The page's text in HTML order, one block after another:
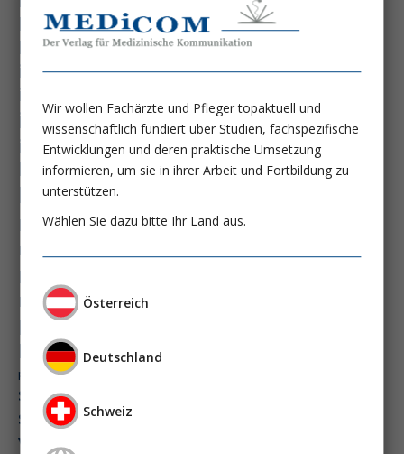
hämatologische neoplasie
hämodynamische optimierung
immundysfunktion
immunosep-studie
intensiv-news intensivmedizin
intensivstation intensivversorgung
kdigo-leitlinien lebernekrose
leberzirrhose
masld metabolische lebererkrankung mikrobiom
multiples myelom
nephro-news
niereninsuffizienz
peg-implantationstechniken
perioperative nierenschädigung
pisces-studie
präzisionstherapie
schluckstörung
septischer schock
vasopressortherapie
Wir wollen Fachärzte und Pfleger topaktuell und
wissenschaftlich fundiert über Studien, fachspezifische
Entwicklungen und deren praktische Umsetzung
informieren, um sie in ihrer Arbeit und Fortbildung zu
unterstützen.
Wählen Sie dazu bitte Ihr Land aus.
Österreich
Deutschland
Schweiz